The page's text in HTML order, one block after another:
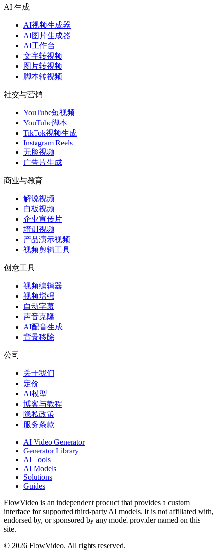
AI 生成
AI视频生成器
AI图片生成器
AI工作台
文字转视频
图片转视频
脚本转视频
社交与营销
YouTube短视频
YouTube脚本
TikTok视频生成
Instagram Reels
无脸视频
广告片生成
商业与教育
解说视频
白板视频
企业宣传片
培训视频
产品演示视频
视频剪辑工具
创意工具
视频编辑器
视频增强
自动字幕
声音克隆
AI配音生成
背景移除
公司
关于我们
定价
AI模型
博客与教程
隐私政策
服务条款
AI Video Generator
Generator Library
AI Tools
AI Models
Solutions
Guides
FlowVideo is an independent product that provides a custom
interface for supported third-party AI models. It is not affiliated with,
endorsed by, or sponsored by any model provider named on this
site.
© 2026 FlowVideo. All rights reserved.